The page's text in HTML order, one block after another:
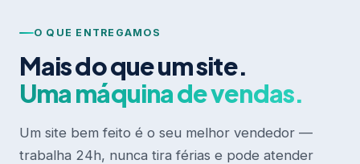
O QUE ENTREGAMOS
Mais do que um site.
Uma máquina de vendas.
Um site bem feito é o seu melhor vendedor —
trabalha 24h, nunca tira férias e pode atender